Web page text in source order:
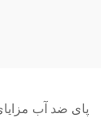
پای ضد آب